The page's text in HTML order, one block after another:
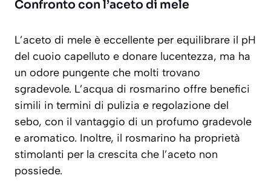
Confronto con l’aceto di mele
L’aceto di mele è eccellente per equilibrare il pH
del cuoio capelluto e donare lucentezza, ma ha
un odore pungente che molti trovano
sgradevole. L’acqua di rosmarino offre benefici
simili in termini di pulizia e regolazione del
sebo, con il vantaggio di un profumo gradevole
e aromatico. Inoltre, il rosmarino ha proprietà
stimolanti per la crescita che l’aceto non
possiede.